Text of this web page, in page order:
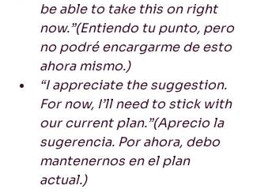
be able to take this on right
now.”(Entiendo tu punto, pero
no podré encargarme de esto
ahora mismo.)
“I appreciate the suggestion.
For now, I’ll need to stick with
our current plan.”(Aprecio la
sugerencia. Por ahora, debo
mantenernos en el plan
actual.)